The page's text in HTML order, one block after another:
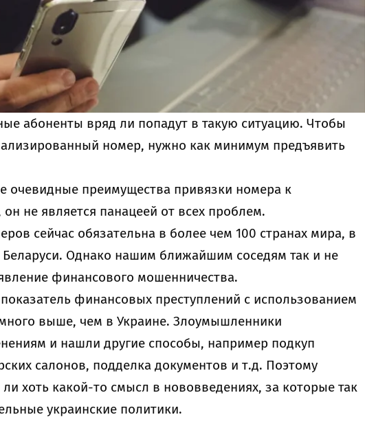
абоненты вряд ли попадут в такую ситуацию. Чтобы
номер, нужно как минимум предъявить
очевидные преимущества привязки номера к
не является панацеей от всех проблем.
сейчас обязательна в более чем 100 странах мира, в
Беларуси. Однако нашим ближайшим соседям так и не
финансового мошенничества.
финансовых преступлений с использованием
выше, чем в Украине. Злоумышленники
и нашли другие способы, например подкуп
салонов, подделка документов и т.д. Поэтому
ли хоть какой-то смысл в нововведениях, за которые так
украинские политики.